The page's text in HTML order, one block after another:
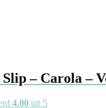
– Carola –
4.00 uit 5